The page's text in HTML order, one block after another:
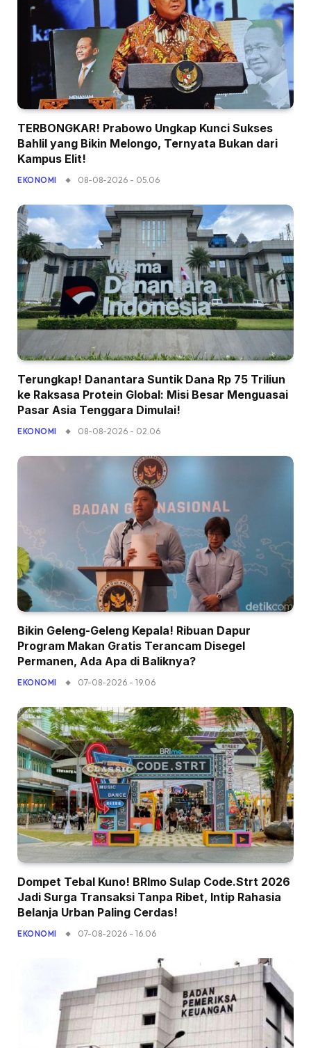
TERBONGKAR! Prabowo Ungkap Kunci Sukses
Bahlil yang Bikin Melongo, Ternyata Bukan dari
Kampus Elit!
EKONOMI 08-08-2026 - 05.06
Terungkap! Danantara Suntik Dana Rp 75 Triliun
ke Raksasa Protein Global: Misi Besar Menguasai
Pasar Asia Tenggara Dimulai!
EKONOMI 08-08-2026 - 02.06
Bikin Geleng-Geleng Kepala! Ribuan Dapur
Program Makan Gratis Terancam Disegel
Permanen, Ada Apa di Baliknya?
EKONOMI 07-08-2026 - 19.06
Dompet Tebal Kuno! BRImo Sulap Code.Strt 2026
Jadi Surga Transaksi Tanpa Ribet, Intip Rahasia
Belanja Urban Paling Cerdas!
EKONOMI 07-08-2026 - 16.06